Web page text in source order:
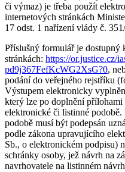
či výmaz) je třeba použít
internetových stránkách
17 odst. 1 nařízení vlády č.
Příslušný formulář je dostupný
stránkách: https://or.justice.cz/
pd9j367FefKcWG2XsG?0,
podání do veřejného rejstříku
Výstupem elektronicky
který lze po doplnění
elektronické či listinné
podobě musí být podepsán
podle zákona upravujícího
Sb., o elektronickém podpisu)
schránky osoby, jež návrh na
navrhovatele na listinném